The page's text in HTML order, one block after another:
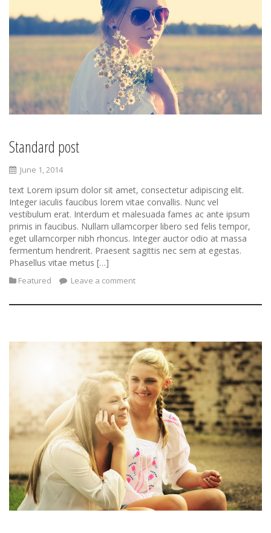
Standard post
June 1, 2014
text Lorem ipsum dolor sit amet, consectetur adipiscing elit.
Integer iaculis faucibus lorem vitae convallis. Nunc vel
vestibulum erat. Interdum et malesuada fames ac ante ipsum
primis in faucibus. Nullam ullamcorper libero sed felis tempor,
eget ullamcorper nibh rhoncus. Integer auctor odio at massa
fermentum hendrerit. Praesent sagittis nec sem at egestas.
Phasellus vitae metus […]
Featured Leave a comment